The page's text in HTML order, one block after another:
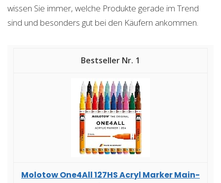
wissen Sie immer, welche Produkte gerade im Trend
sind und besonders gut bei den Käufern ankommen.
1
Molotow One4All 127HS Acryl Marker Main-